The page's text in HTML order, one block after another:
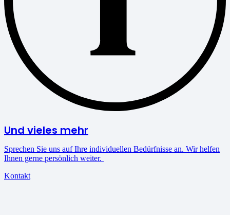
Und vieles mehr
Sprechen Sie uns auf Ihre individuellen Bedürfnisse an. Wir helfen
Ihnen gerne persönlich weiter.
Kontakt